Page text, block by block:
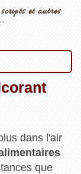
et autres
dans l'air
que